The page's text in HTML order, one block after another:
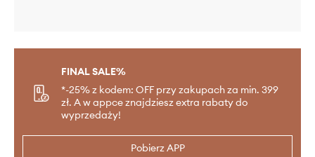
FINAL SALE%
*-25% z kodem: OFF przy zakupach za min. 399
zł. A w appce znajdziesz extra rabaty do
wyprzedaży!
Pobierz APP